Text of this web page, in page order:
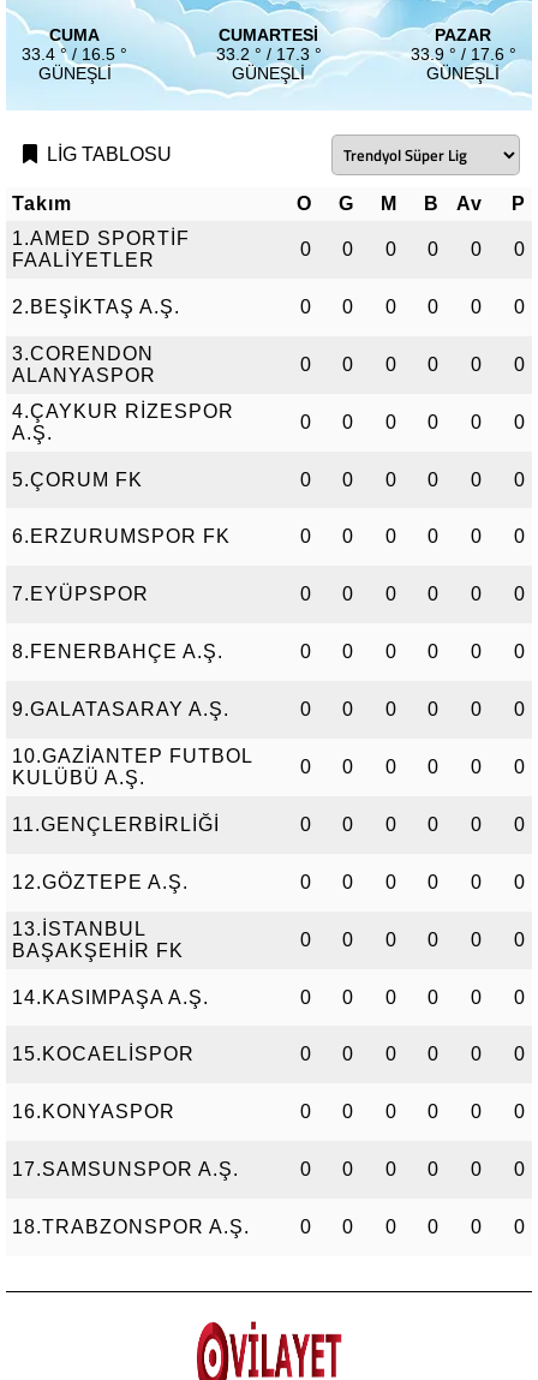
CUMA
33.4 ° / 16.5 °
GÜNEŞLI
CUMARTESI
33.2 ° / 17.3 °
GÜNEŞLI
PAZAR
33.9 ° / 17.6 °
GÜNEŞLI
LİG TABLOSU
Takım O G M B Av
P
1.AMED SPORTİF
FAALİYETLER
0 0 0 0 0 0
2.BEŞİKTAŞ A.Ş. 0 0 0 0 0 0
3.CORENDON
ALANYASPOR
0 0 0 0 0 0
4.ÇAYKUR RİZESPOR
A.Ş.
0 0 0 0 0 0
5.ÇORUM FK 0 0 0 0 0 0
6.ERZURUMSPOR FK 0 0 0 0 0 0
7.EYÜPSPOR 0 0 0 0 0 0
8.FENERBAHÇE A.Ş. 0 0 0 0 0 0
9.GALATASARAY A.Ş. 0 0 0 0 0 0
10.GAZİANTEP FUTBOL
KULÜBÜ A.Ş.
0 0 0 0 0 0
11.GENÇLERBİRLİĞİ 0 0 0 0 0 0
12.GÖZTEPE A.Ş. 0 0 0 0 0 0
13.İSTANBUL
BAŞAKŞEHİR FK
0 0 0 0 0 0
14.KASIMPAŞA A.Ş. 0 0 0 0 0 0
15.KOCAELİSPOR 0 0 0 0 0 0
16.KONYASPOR 0 0 0 0 0 0
17.SAMSUNSPOR A.Ş. 0 0 0 0 0 0
18.TRABZONSPOR A.Ş. 0 0 0 0 0 0